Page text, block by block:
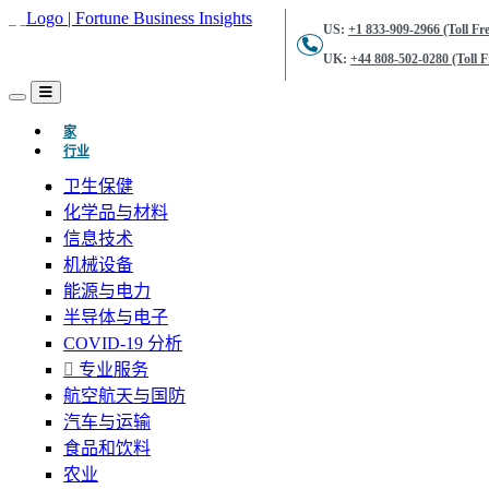
US: +1 833-909-2966 (Toll
UK: +44 808-502-0280 (Toll
家(当前的)
行业
卫生保健
化学品与材料
信息技术
机械设备
能源与电力
半导体与电子
COVID-19 分析
专业服务
航空航天与国防
汽车与运输
食品和饮料
农业